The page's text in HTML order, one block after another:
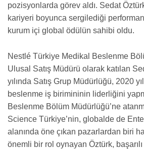
pozisyonlarda görev aldı. Sedat
kariyeri boyunca sergilediği
kurum içi global ödülün sahibi oldu.
Nestlé Türkiye Medikal Beslenme
Ulusal Satış Müdürü olarak katılan
yılında Satış Grup Müdürlüğü, 2020
beslenme iş birimininin liderliğini
Beslenme Bölüm Müdürlüğü’ne
Science Türkiye’nin, globalde de
alanında öne çıkan pazarlardan biri
önemli bir rol oynayan Öztürk,